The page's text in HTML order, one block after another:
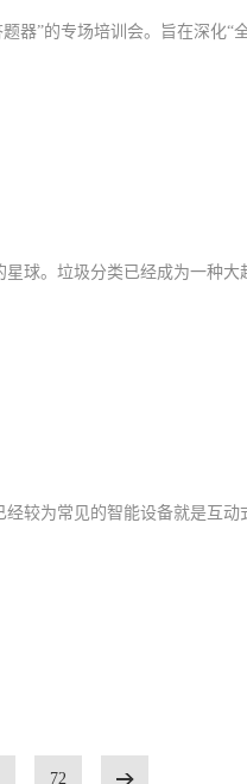
器”的专场培训会。旨在深化“
球。垃圾分类已经成为一种大
较为常见的智能设备就是互
72